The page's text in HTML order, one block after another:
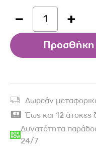
1
Προσθήκη
Δωρεάν
Έως και 12
Δυνατότητα
24/7